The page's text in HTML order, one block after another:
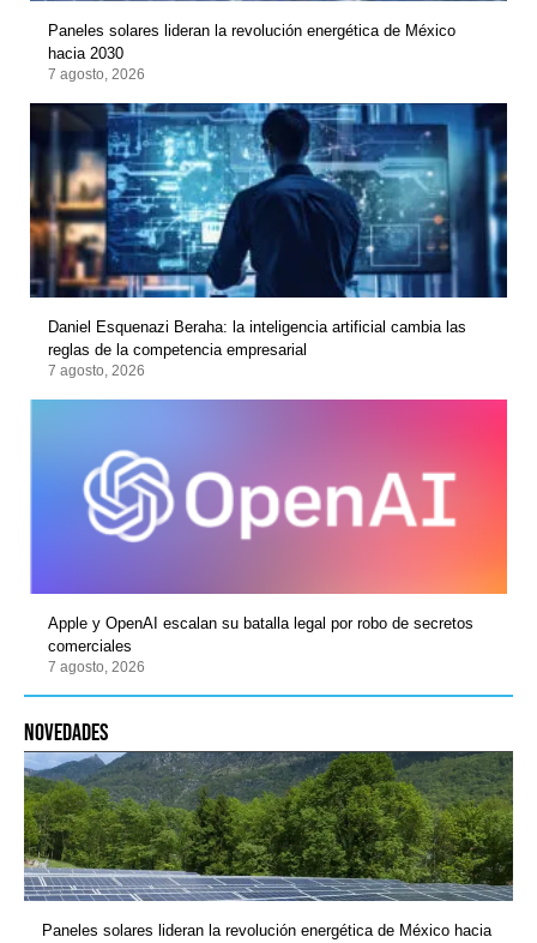
Paneles solares lideran la revolución energética de México
hacia 2030
7 agosto, 2026
Daniel Esquenazi Beraha: la inteligencia artificial cambia las
reglas de la competencia empresarial
7 agosto, 2026
Apple y OpenAI escalan su batalla legal por robo de secretos
comerciales
7 agosto, 2026
novedades
Paneles solares lideran la revolución energética de México hacia